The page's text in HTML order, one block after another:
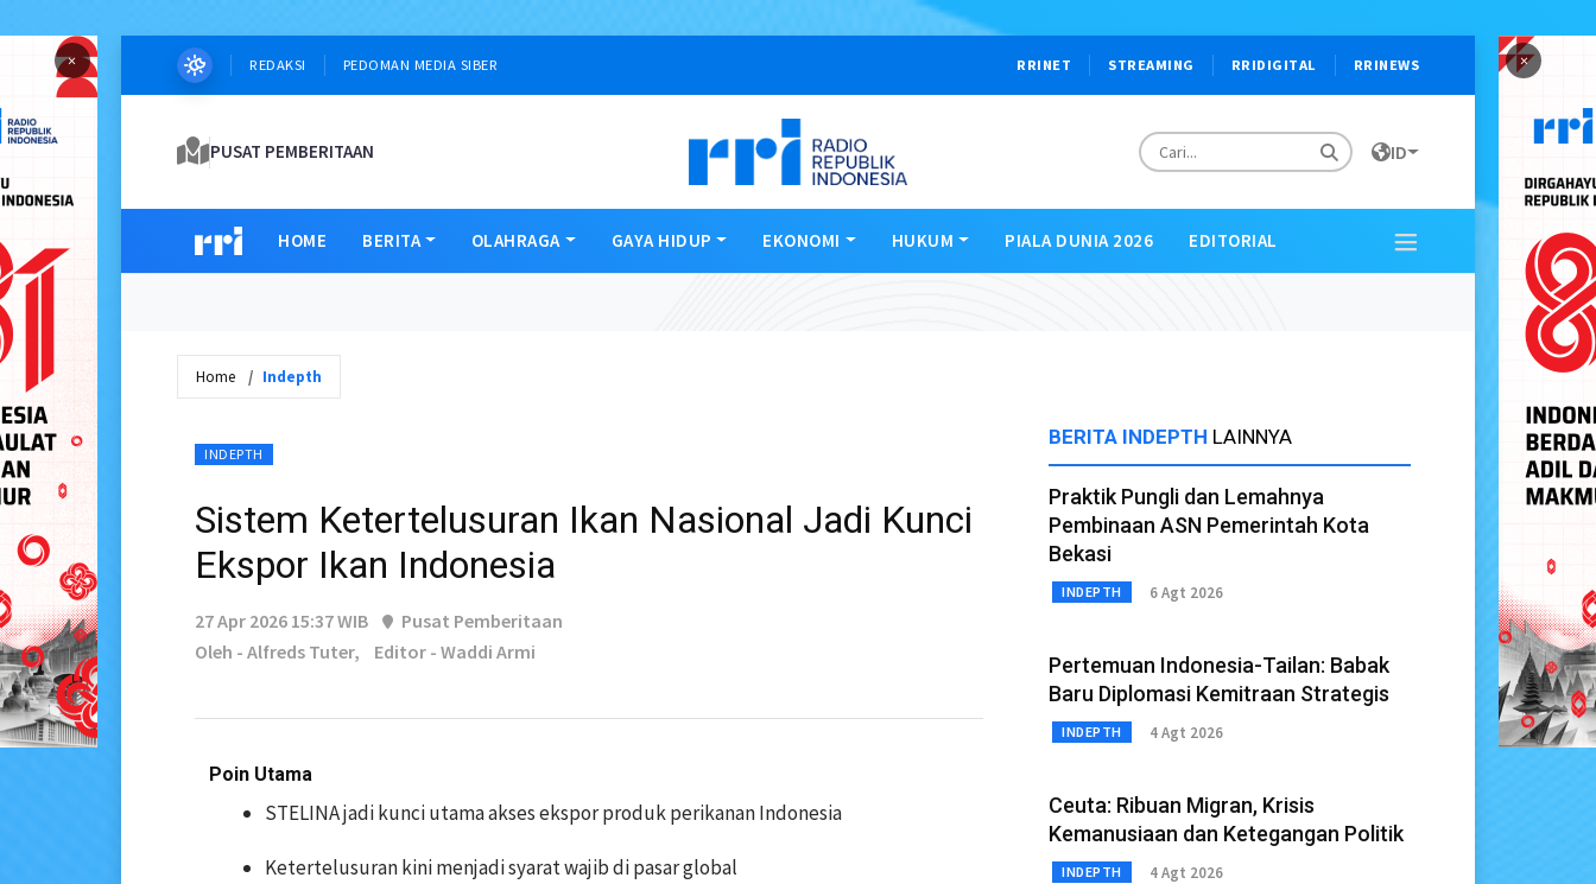
× ×
REDAKSI PEDOMAN MEDIA SIBER RRINET STREAMING RRIDIGITAL RRINEWS
PUSAT PEMBERITAAN ID
HOME BERITA OLAHRAGA GAYA HIDUP EKONOMI HUKUM PIALA DUNIA 2026 EDITORIAL
Home Indepth
INDEPTH
Sistem Ketertelusuran Ikan Nasional Jadi Kunci
Ekspor Ikan Indonesia
27 Apr 2026 15:37 WIB
Pusat Pemberitaan
Oleh - Alfreds Tuter,
Editor - Waddi Armi
Poin Utama
STELINA jadi kunci utama akses ekspor produk perikanan Indonesia
Ketertelusuran kini menjadi syarat wajib di pasar global
BERITA INDEPTH LAINNYA
Praktik Pungli dan Lemahnya
Pembinaan ASN Pemerintah Kota
Bekasi
INDEPTH 6 Agt 2026
Pertemuan Indonesia-Tailan: Babak
Baru Diplomasi Kemitraan Strategis
INDEPTH 4 Agt 2026
Ceuta: Ribuan Migran, Krisis
Kemanusiaan dan Ketegangan Politik
INDEPTH 4 Agt 2026